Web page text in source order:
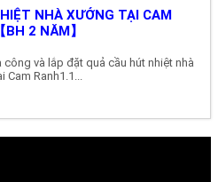
NHÀ XƯỞNG TẠI CAM
BH 2 NĂM】
và lắp đặt quả cầu hút nhiệt nhà
Cam Ranh1.1...